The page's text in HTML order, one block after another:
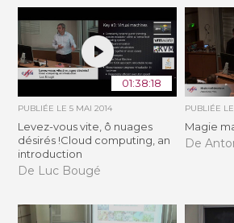
01:38:18
PUBLIÉE LE5 MAI 2014
Levez-vous vite, ô nuages
désirés !Cloud computing, an
introduction
De Luc Bougé
PUBLIÉE LE
Magie
De